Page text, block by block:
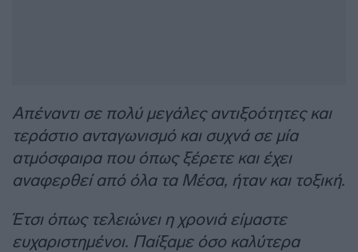
Απέναντι σε πολύ μεγάλες αντιξοότητες και
τεράστιο ανταγωνισμό και συχνά σε μία
ατμόσφαιρα που όπως ξέρετε και έχει
αναφερθεί από όλα τα Μέσα, ήταν και τοξική.
Έτσι όπως τελειώνει η χρονιά είμαστε
ευχαριστημένοι. Παίξαμε όσο καλύτερα